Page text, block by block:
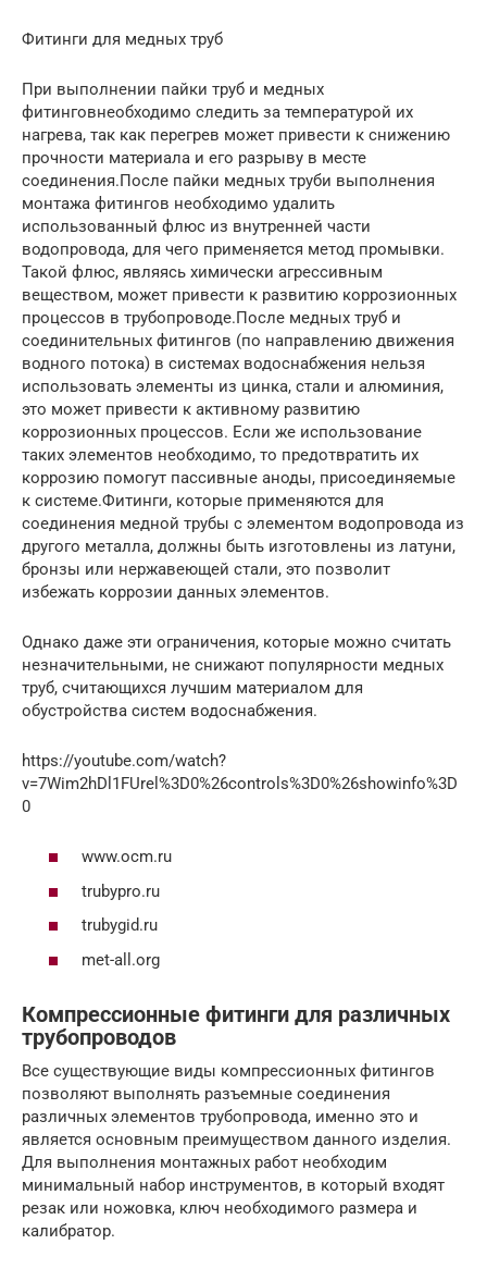
Фитинги для медных труб
При выполнении пайки труб и медных
фитинговнеобходимо следить за температурой их
нагрева, так как перегрев может привести к снижению
прочности материала и его разрыву в месте
соединения.После пайки медных труби выполнения
монтажа фитингов необходимо удалить
использованный флюс из внутренней части
водопровода, для чего применяется метод промывки.
Такой флюс, являясь химически агрессивным
веществом, может привести к развитию коррозионных
процессов в трубопроводе.После медных труб и
соединительных фитингов (по направлению движения
водного потока) в системах водоснабжения нельзя
использовать элементы из цинка, стали и алюминия,
это может привести к активному развитию
коррозионных процессов. Если же использование
таких элементов необходимо, то предотвратить их
коррозию помогут пассивные аноды, присоединяемые
к системе.Фитинги, которые применяются для
соединения медной трубы с элементом водопровода из
другого металла, должны быть изготовлены из латуни,
бронзы или нержавеющей стали, это позволит
избежать коррозии данных элементов.
Однако даже эти ограничения, которые можно считать
незначительными, не снижают популярности медных
труб, считающихся лучшим материалом для
обустройства систем водоснабжения.
https://youtube.com/watch?
v=7Wim2hDl1FUrel%3D0%26controls%3D0%26showinfo%3D
0
www.ocm.ru
trubypro.ru
trubygid.ru
met-all.org
Компрессионные фитинги для различных
трубопроводов
Все существующие виды компрессионных фитингов
позволяют выполнять разъемные соединения
различных элементов трубопровода, именно это и
является основным преимуществом данного изделия.
Для выполнения монтажных работ необходим
минимальный набор инструментов, в который входят
резак или ножовка, ключ необходимого размера и
калибратор.